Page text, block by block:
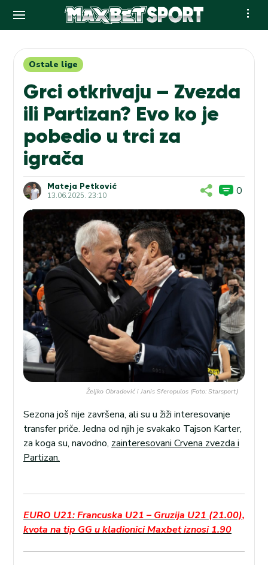
contentOstale lige
Grci otkrivaju – Zvezda
ili Partizan? Evo ko je
pobedio u trci za
igrača
Mateja Petković
13.06.2025. 23:10 0
Željko Obradović i Janis Sferopulos (Foto: Starsport)
Sezona još nije završena, ali su u žiži interesovanje
transfer priče. Jedna od njih je svakako Tajson Karter,
za koga su, navodno, zainteresovani Crvena zvezda i
Partizan.
EURO U21: Francuska U21 – Gruzija U21 (21.00),
kvota na tip GG u kladionici Maxbet iznosi 1.90